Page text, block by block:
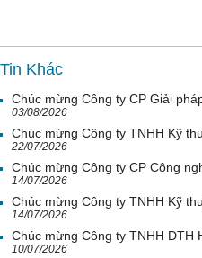
Tin Khác
Chúc mừng Công ty CP Giải
03/08/2026
Chúc mừng Công ty TNHH Kỹ
22/07/2026
Chúc mừng Công ty CP Công
14/07/2026
Chúc mừng Công ty TNHH Kỹ
14/07/2026
Chúc mừng Công ty TNHH DTH
10/07/2026